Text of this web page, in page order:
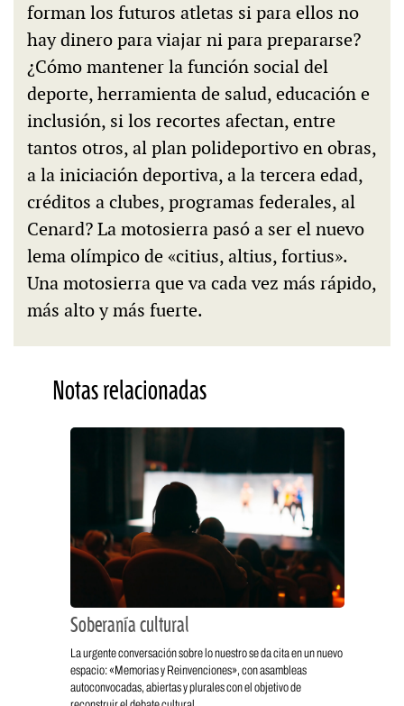
forman los futuros atletas si para ellos no
hay dinero para viajar ni para prepararse?
¿Cómo mantener la función social del
deporte, herramienta de salud, educación e
inclusión, si los recortes afectan, entre
tantos otros, al plan polideportivo en obras,
a la iniciación deportiva, a la tercera edad,
créditos a clubes, programas federales, al
Cenard? La motosierra pasó a ser el nuevo
lema olímpico de «citius, altius, fortius».
Una motosierra que va cada vez más rápido,
más alto y más fuerte.
Notas relacionadas
Soberanía cultural
La urgente conversación sobre lo nuestro se da cita en un nuevo
espacio: «Memorias y Reinvenciones», con asambleas
autoconvocadas, abiertas y plurales con el objetivo de